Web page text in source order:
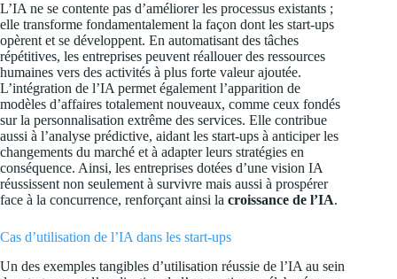
L’IA ne se contente pas d’améliorer les processus existants ;
elle transforme fondamentalement la façon dont les start-ups
opèrent et se développent. En automatisant des tâches
répétitives, les entreprises peuvent réallouer des ressources
humaines vers des activités à plus forte valeur ajoutée.
L’intégration de l’IA permet également l’apparition de
modèles d’affaires totalement nouveaux, comme ceux fondés
sur la personnalisation extrême des services. Elle contribue
aussi à l’analyse prédictive, aidant les start-ups à anticiper les
changements du marché et à adapter leurs stratégies en
conséquence. Ainsi, les entreprises dotées d’une vision IA
réussissent non seulement à survivre mais aussi à prospérer
face à la concurrence, renforçant ainsi la croissance de l’IA.
Cas d’utilisation de l’IA dans les start-ups
Un des exemples tangibles d’utilisation réussie de l’IA au sein